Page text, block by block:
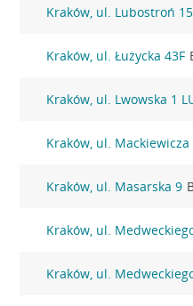
Kraków, ul. Lubostroń 15
Kraków, ul. Łużycka 43F
Kraków, ul. Lwowska 1
Kraków, ul. Mackiewicza
Kraków, ul. Masarska 9
Kraków, ul.
Kraków, ul.